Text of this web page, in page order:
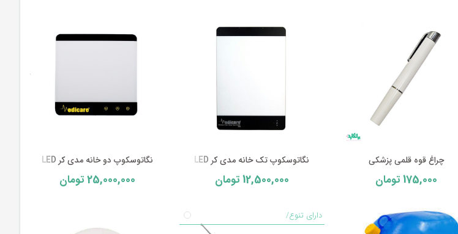
چراغ قوه قلمی پزشکی
175,000تومان
نگاتوسکوپ تک خانه مدی کر LED
12,500,000تومان
نگاتوسکوپ دو خانه مدی کر LED
25,000,000تومان
دارای تنوع/